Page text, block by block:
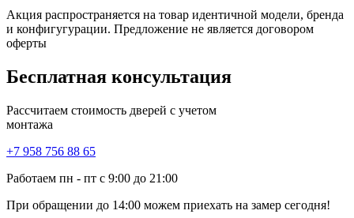
Акция распространяется на товар идентичной модели, бренда
и конфигугурации. Предложение не является договором
оферты
Бесплатная консультация
Рассчитаем стоимость дверей с учетом
монтажа
+7 958 756 88 65
Работаем пн - пт с 9:00 до 21:00
При обращении до 14:00 можем приехать на замер сегодня!